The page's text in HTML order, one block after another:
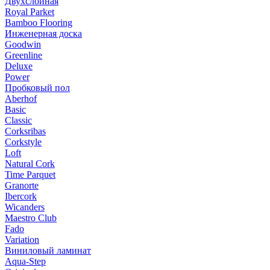
Royal Parket
Bamboo Flooring
Инженерная доска
Goodwin
Greenline
Deluxe
Power
Пробковый пол
Aberhof
Basic
Classic
Corksribas
Corkstyle
Loft
Natural Cork
Time Parquet
Granorte
Ibercork
Wicanders
Мaestro Club
Fado
Variation
Виниловый ламинат
Aqua-Step